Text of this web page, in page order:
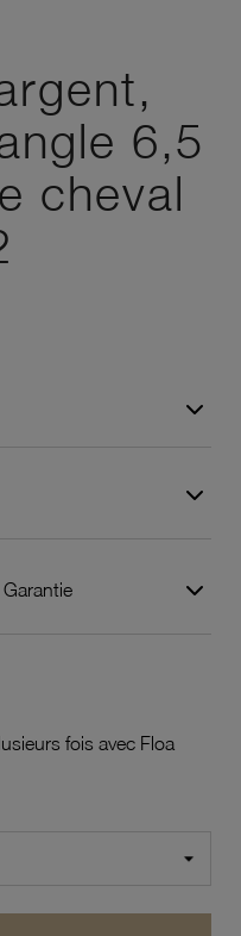
6,5
cheval
fois avec Floa